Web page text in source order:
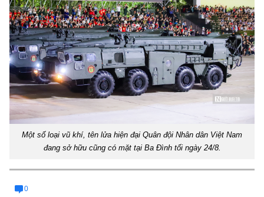
Một số loại vũ khí, tên lửa hiện đại Quân đội Nhân dân Việt Nam
đang sở hữu cũng có mặt tại Ba Đình tối ngày 24/8.
0